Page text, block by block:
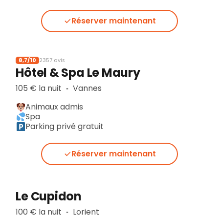
Réserver maintenant
8,7/10 2357 avis
Hôtel & Spa Le Maury
105 € la nuit ▪︎ Vannes
Animaux admis
Spa
Parking privé gratuit
Réserver maintenant
Le Cupidon
100 € la nuit ▪︎ Lorient